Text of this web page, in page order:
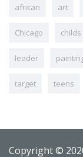
african art
Chicago childs
leader
target teens
Copyright ©